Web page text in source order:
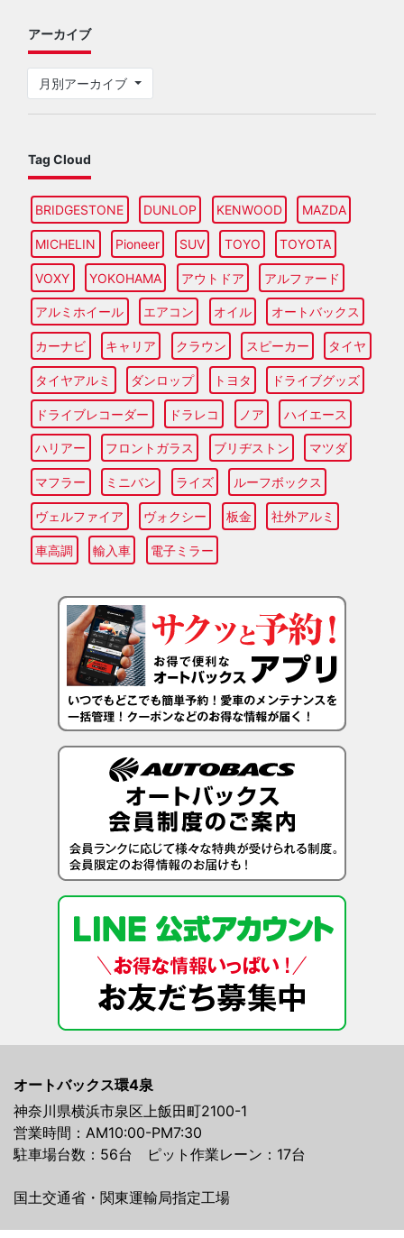
アーカイブ
月別アーカイブ
Tag Cloud
BRIDGESTONE DUNLOP KENWOOD MAZDA
MICHELIN Pioneer SUV TOYO TOYOTA
VOXY YOKOHAMA アウトドア アルファード
アルミホイール エアコン オイル オートバックス
カーナビ キャリア クラウン スピーカー タイヤ
タイヤアルミ ダンロップ トヨタ ドライブグッズ
ドライブレコーダー ドラレコ ノア ハイエース
ハリアー フロントガラス ブリヂストン マツダ
マフラー ミニバン ライズ ルーフボックス
ヴェルファイア ヴォクシー 板金 社外アルミ
車高調 輸入車 電子ミラー
オートバックス環4泉
神奈川県横浜市泉区上飯田町2100-1
営業時間：AM10:00-PM7:30
駐車場台数：56台 ピット作業レーン：17台
国土交通省・関東運輸局指定工場